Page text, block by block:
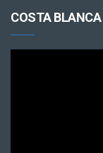
COSTA BLANCA